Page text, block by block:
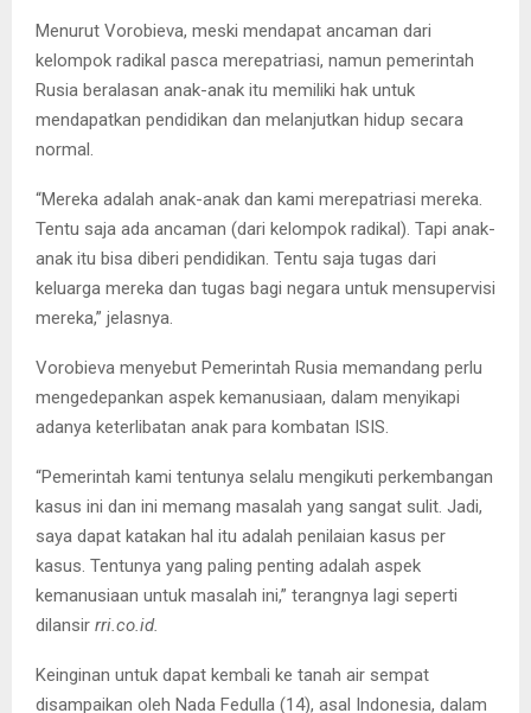
Menurut Vorobieva, meski mendapat ancaman dari
kelompok radikal pasca merepatriasi, namun pemerintah
Rusia beralasan anak-anak itu memiliki hak untuk
mendapatkan pendidikan dan melanjutkan hidup secara
normal.
“Mereka adalah anak-anak dan kami merepatriasi mereka.
Tentu saja ada ancaman (dari kelompok radikal). Tapi anak-
anak itu bisa diberi pendidikan. Tentu saja tugas dari
keluarga mereka dan tugas bagi negara untuk mensupervisi
mereka,” jelasnya.
Vorobieva menyebut Pemerintah Rusia memandang perlu
mengedepankan aspek kemanusiaan, dalam menyikapi
adanya keterlibatan anak para kombatan ISIS.
“Pemerintah kami tentunya selalu mengikuti perkembangan
kasus ini dan ini memang masalah yang sangat sulit. Jadi,
saya dapat katakan hal itu adalah penilaian kasus per
kasus. Tentunya yang paling penting adalah aspek
kemanusiaan untuk masalah ini,” terangnya lagi seperti
dilansir rri.co.id.
Keinginan untuk dapat kembali ke tanah air sempat
disampaikan oleh Nada Fedulla (14), asal Indonesia, dalam